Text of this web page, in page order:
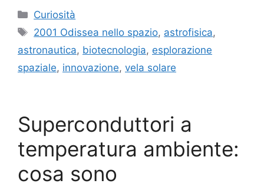
Categorie
Curiosità
Tag
2001 Odissea nello spazio, astrofisica,
astronautica, biotecnologia, esplorazione
spaziale, innovazione, vela solare
Superconduttori a
temperatura ambiente:
cosa sono